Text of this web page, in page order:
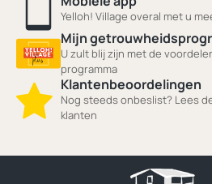
Yelloh! Village overal met u
Mijn
U zult blij zijn met de
programma
Klantenbeoordelingen
Nog steeds onbeslist? Lees
klanten